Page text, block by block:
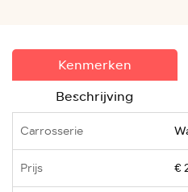
Kenmerken
Beschrijving
Carrosserie
Prijs €